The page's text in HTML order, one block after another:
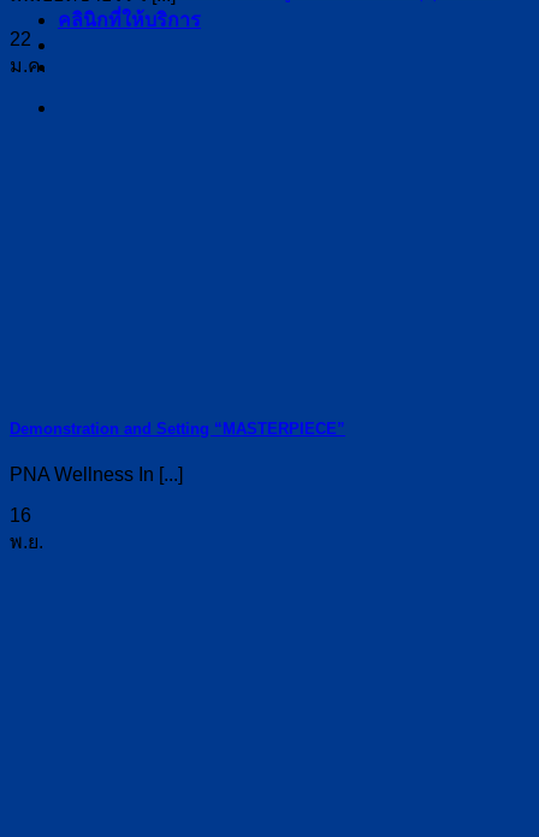
คลินิกที่ให้บริการ
22
ม.ค.
Demonstration and Setting “MASTERPIECE”
PNA Wellness In [...]
16
พ.ย.